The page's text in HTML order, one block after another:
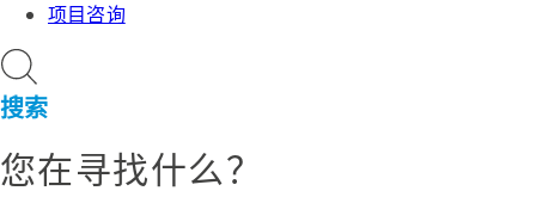
项目咨询
搜索
您在寻找什么？